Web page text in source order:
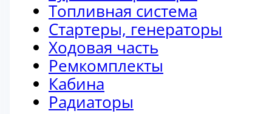
Топливная система
Стартеры, генераторы
Ходовая часть
Ремкомплекты
Кабина
Радиаторы